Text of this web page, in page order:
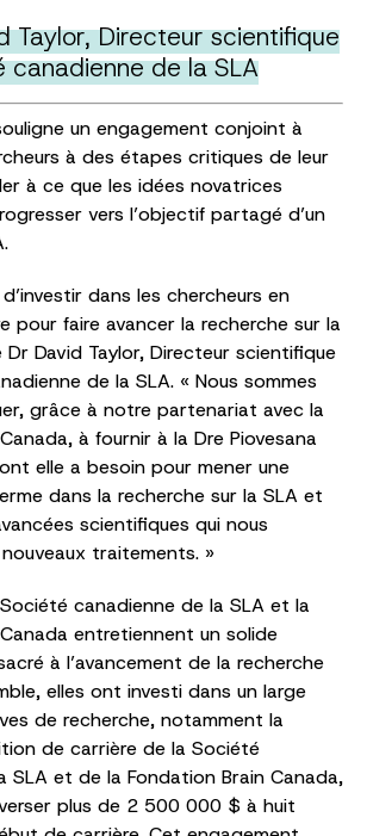
Taylor, Directeur scientifique
canadienne de la SLA
un engagement conjoint à
à des étapes critiques de leur
à ce que les idées novatrices
vers l’objectif partagé d’un
dans les chercheurs en
pour faire avancer la recherche sur la
Dr David Taylor, Directeur scientifique
de la SLA. « Nous sommes
grâce à notre partenariat avec la
à fournir à la Dre Piovesana
elle a besoin pour mener une
dans la recherche sur la SLA et
scientifiques qui nous
traitements. »
canadienne de la SLA et la
entretiennent un solide
à l’avancement de la recherche
elles ont investi dans un large
de recherche, notamment la
de carrière de la Société
SLA et de la Fondation Brain Canada,
plus de 2 500 000 $ à huit